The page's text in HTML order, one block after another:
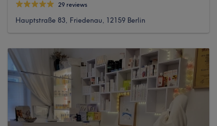
29 reviews
Hauptstraße 83, Friedenau, 12159 Berlin